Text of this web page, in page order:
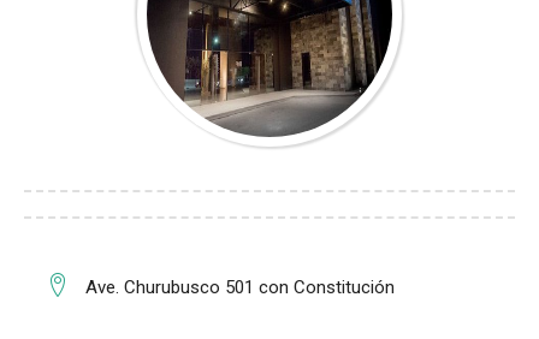
Ave. Churubusco 501 con Constitución